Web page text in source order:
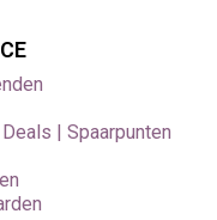
| Spaarpunten